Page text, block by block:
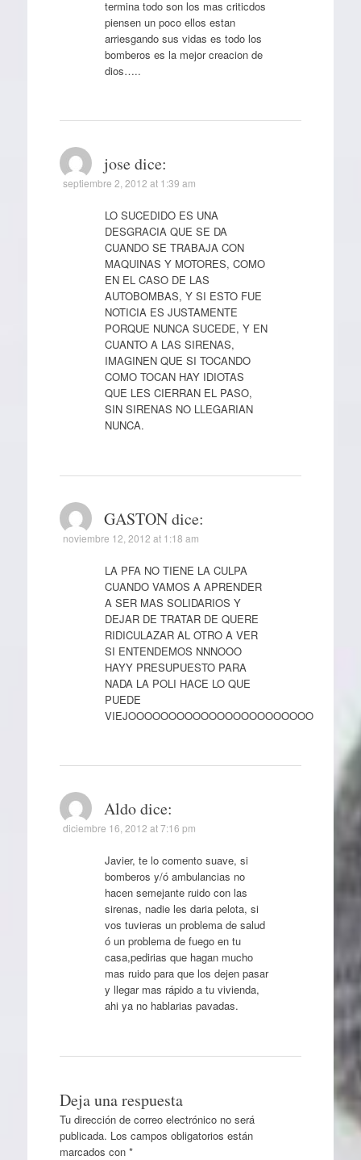
termina todo son los mas criticdos
piensen un poco ellos estan
arriesgando sus vidas es todo los
bomberos es la mejor creacion de
dios…..
jose dice:
septiembre 2, 2012 at 1:39 am
LO SUCEDIDO ES UNA
DESGRACIA QUE SE DA
CUANDO SE TRABAJA CON
MAQUINAS Y MOTORES, COMO
EN EL CASO DE LAS
AUTOBOMBAS, Y SI ESTO FUE
NOTICIA ES JUSTAMENTE
PORQUE NUNCA SUCEDE, Y EN
CUANTO A LAS SIRENAS,
IMAGINEN QUE SI TOCANDO
COMO TOCAN HAY IDIOTAS
QUE LES CIERRAN EL PASO,
SIN SIRENAS NO LLEGARIAN
NUNCA.
GASTON dice:
noviembre 12, 2012 at 1:18 am
LA PFA NO TIENE LA CULPA
CUANDO VAMOS A APRENDER
A SER MAS SOLIDARIOS Y
DEJAR DE TRATAR DE QUERE
RIDICULAZAR AL OTRO A VER
SI ENTENDEMOS NNNOOO
HAYY PRESUPUESTO PARA
NADA LA POLI HACE LO QUE
PUEDE
VIEJOOOOOOOOOOOOOOOOOOOOOOO
Aldo dice:
diciembre 16, 2012 at 7:16 pm
Javier, te lo comento suave, si
bomberos y/ó ambulancias no
hacen semejante ruido con las
sirenas, nadie les daria pelota, si
vos tuvieras un problema de salud
ó un problema de fuego en tu
casa,pedirias que hagan mucho
mas ruido para que los dejen pasar
y llegar mas rápido a tu vivienda,
ahi ya no hablarias pavadas.
Deja una respuesta
Tu dirección de correo electrónico no será
publicada. Los campos obligatorios están
marcados con *